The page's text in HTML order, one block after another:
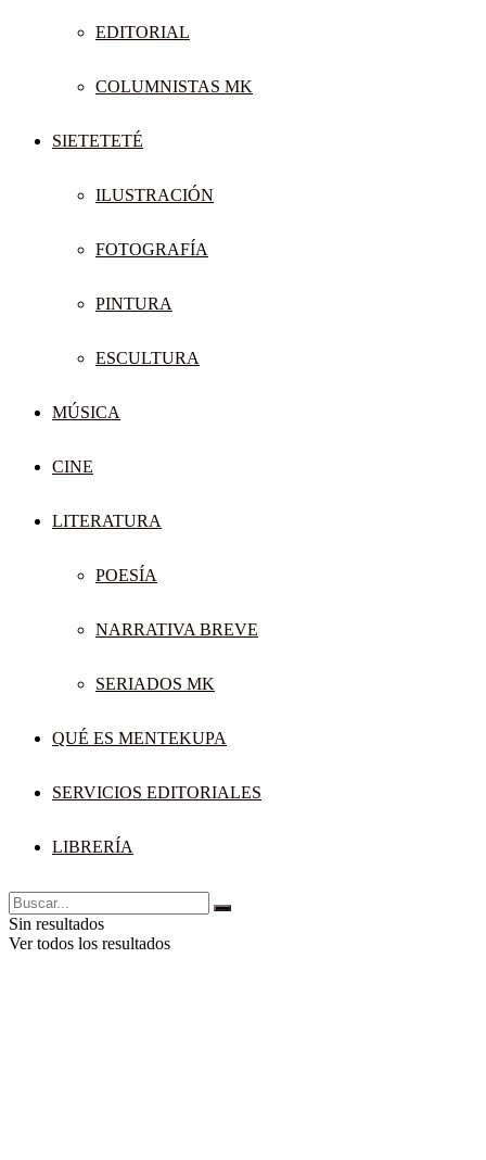
EDITORIAL
COLUMNISTAS MK
SIETETETÉ
ILUSTRACIÓN
FOTOGRAFÍA
PINTURA
ESCULTURA
MÚSICA
CINE
LITERATURA
POESÍA
NARRATIVA BREVE
SERIADOS MK
QUÉ ES MENTEKUPA
SERVICIOS EDITORIALES
LIBRERÍA
Sin resultados
Ver todos los resultados